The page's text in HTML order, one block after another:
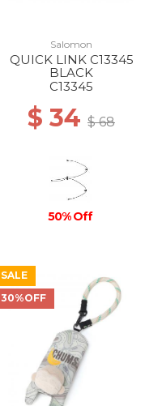
Salomon
QUICK LINK C13345
BLACK
C13345
$ 34 $ 68
50% Off
SALE
30%OFF